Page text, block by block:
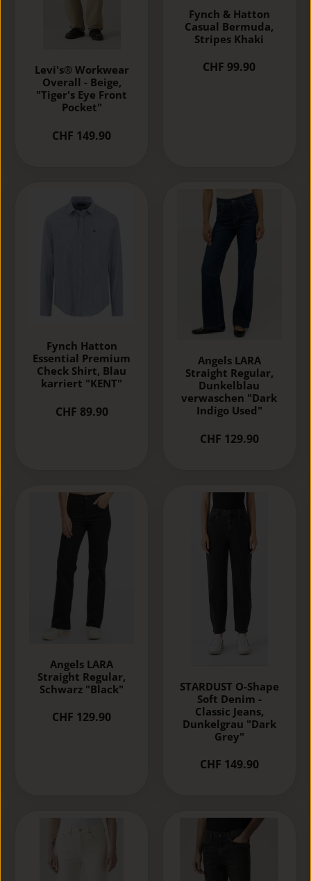
Levi's® Workwear
Overall - Beige,
"Tiger's Eye Front
Pocket"
CHF 149.90
Fynch & Hatton
Casual Bermuda,
Stripes Khaki
CHF 99.90
Fynch Hatton
Essential Premium
Check Shirt, Blau
karriert "KENT"
CHF 89.90
Angels LARA
Straight Regular,
Dunkelblau
verwaschen "Dark
Indigo Used"
CHF 129.90
Angels LARA
Straight Regular,
Schwarz "Black"
CHF 129.90
STARDUST O-Shape
Soft Denim -
Classic Jeans,
Dunkelgrau "Dark
Grey"
CHF 149.90